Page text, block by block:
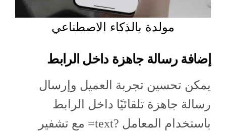
مولدة بالذكاء الاصطناعي
إضافة رسالة جاهزة داخل الرابط
يمكن تحسين تجربة العميل وإرسال
رسالة جاهزة تلقائيًا داخل الرابط
باستخدام المعامل ?text= مع تشفير